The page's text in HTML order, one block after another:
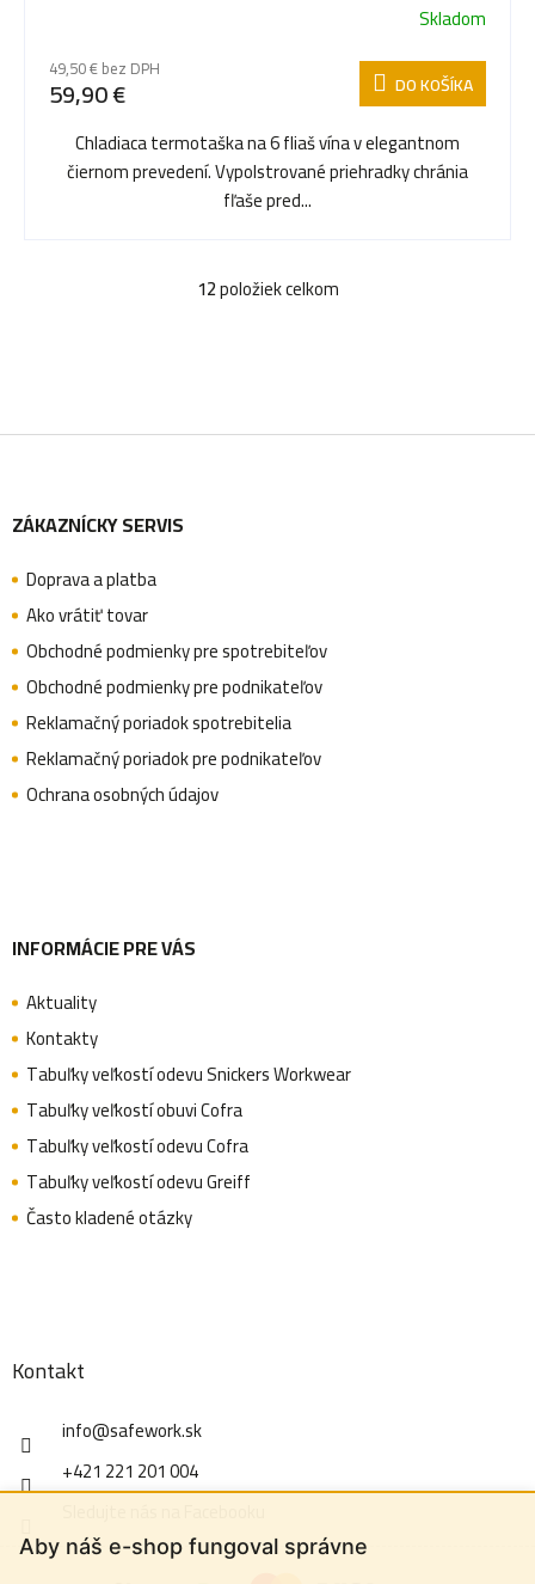
Aby náš e-shop fungoval správne
Skladom
49,50 € bez DPH
59,90 € DO KOŠÍKA
Chladiaca termotaška na 6 fliaš vína v elegantnom
čiernom prevedení. Vypolstrované priehradky chránia
fľaše pred...
O
á
p
r
v
12položiek celkom
á
p
ä
t
e
ZÁKAZNÍCKY SERVIS
Doprava a platba
Ako vrátiť tovar
Obchodné podmienky pre spotrebiteľov
Obchodné podmienky pre podnikateľov
Reklamačný poriadok spotrebitelia
Reklamačný poriadok pre podnikateľov
Ochrana osobných údajov
INFORMÁCIE PRE VÁS
Aktuality
Kontakty
Tabuľky veľkostí odevu Snickers Workwear
Tabuľky veľkostí obuvi Cofra
Tabuľky veľkostí odevu Cofra
Tabuľky veľkostí odevu Greiff
Často kladené otázky
Kontakt
info@safework.sk
+421 221 201 004